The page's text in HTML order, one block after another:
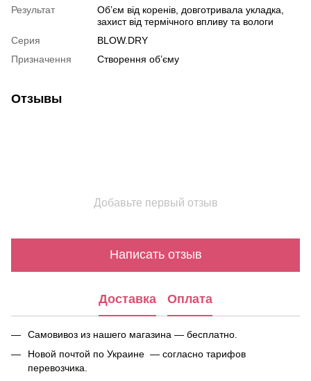
Результат
Об’єм від коренів, довготривала укладка,
захист від термічного впливу та вологи
Серия
BLOW.DRY
Призначення
Створення об’єму
Отзывы
Добавьте первый отзыв
Написать отзыв
Доставка Оплата
Самовивоз из нашего магазина — бесплатно.
Новой почтой по Украине — согласно тарифов
перевозчика.